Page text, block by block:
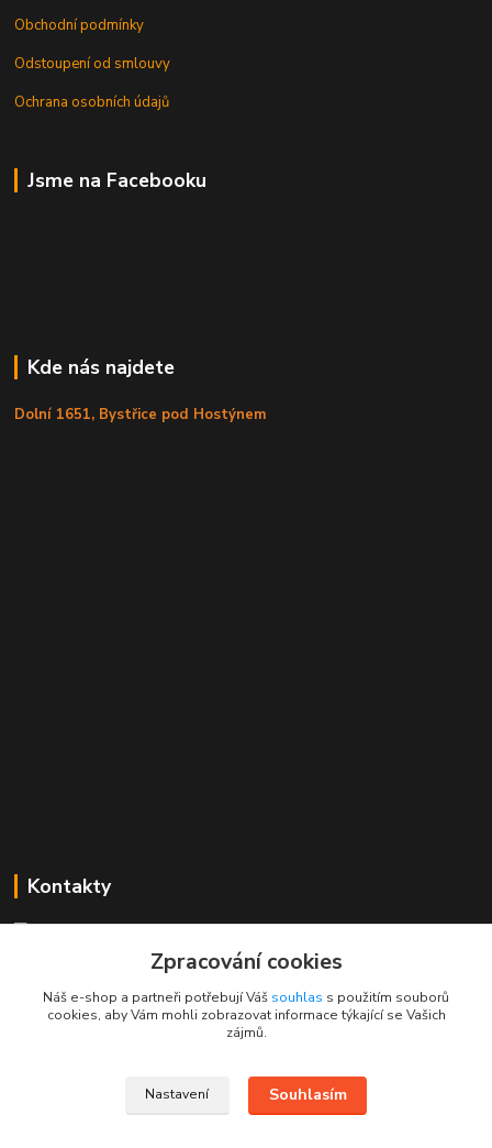
Obchodní podmínky
Odstoupení od smlouvy
Ochrana osobních údajů
Jsme na Facebooku
Kde nás najdete
Dolní 1651, Bystřice pod Hostýnem
Kontakty
+420 725 613 837
info@rajklubicek.cz
Zpracování cookies
Náš e-shop a partneři potřebují Váš souhlas s použitím souborů
cookies, aby Vám mohli zobrazovat informace týkající se Vašich
zájmů.
Nastavení Souhlasím